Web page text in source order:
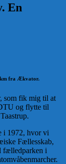
En
km fra Ækvator.
som fik mig til at
og flytte til
i 1972, hvor vi
Fællesskab,
fælledparken i